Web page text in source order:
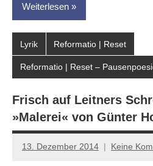
Weiterlesen
Lyrik Reformatio | Reset
Reformatio | Reset –
Frisch auf Leitners
»Malerei« von Günter
13. Dezember 2014
Anton
Keine